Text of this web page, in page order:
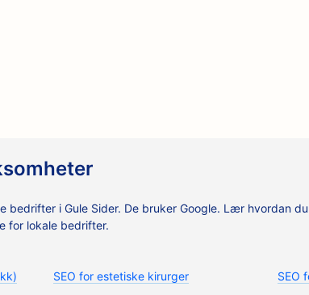
bedrifter i Gule Sider. De bruker Google. Lær hvordan
for lokale bedrifter.
SEO for estetiske kirurger SEO